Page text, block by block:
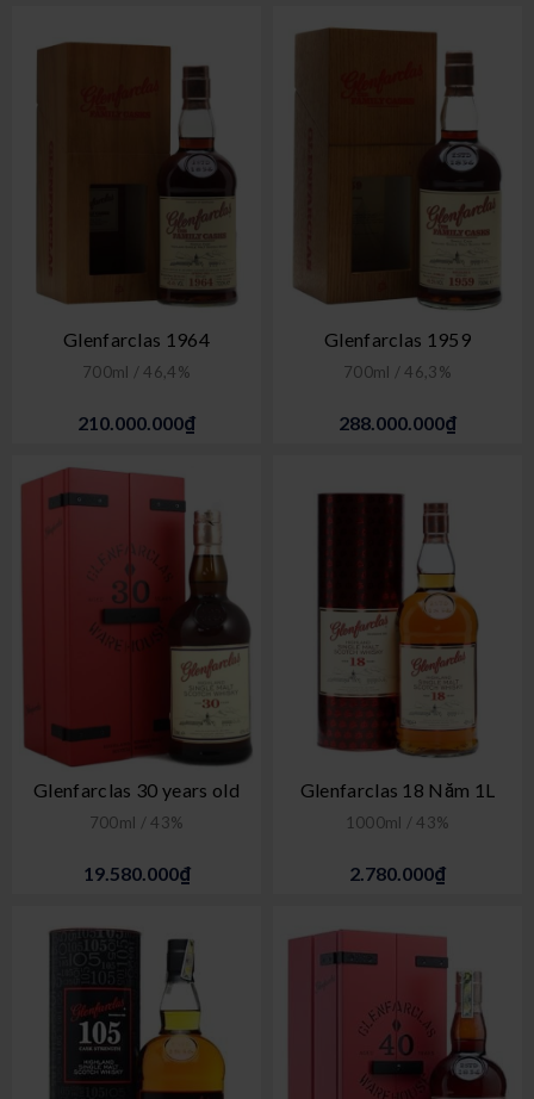
Glenfarclas 1964
700ml / 46,4%
210.000.000₫
Glenfarclas 1959
700ml / 46,3%
288.000.000₫
Glenfarclas 30 years old
700ml / 43%
19.580.000₫
Glenfarclas 18 Năm 1L
1000ml / 43%
2.780.000₫